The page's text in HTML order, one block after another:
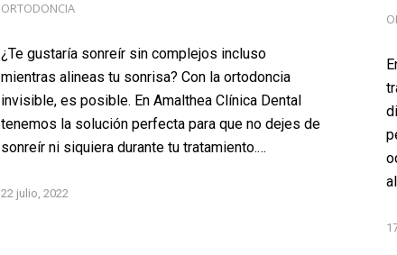
ORTODONCIA
¿Te gustaría sonreír sin complejos incluso
mientras alineas tu sonrisa? Con la ortodoncia
invisible, es posible. En Amalthea Clínica Dental
tenemos la solución perfecta para que no dejes de
sonreír ni siquiera durante tu tratamiento.…
22 julio, 2022